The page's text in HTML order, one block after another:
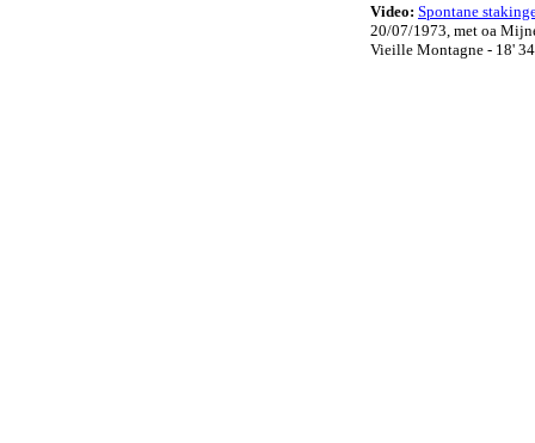
Video: Spontane
20/07/1973, met oa
Vieille Montagne - 18'